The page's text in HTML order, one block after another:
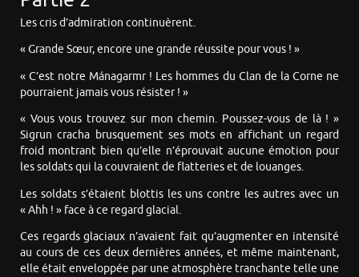
Les cris d’admiration continuèrent.
« Grande Sœur, encore une grande réussite pour vous ! »
« C’est notre Mánagarmr ! Les hommes du Clan de la Corne ne
pourraient jamais vous résister ! »
« Vous vous trouvez sur mon chemin. Poussez-vous de là ! »
Sigrun cracha brusquement ses mots en affichant un regard
froid montrant bien qu’elle n’éprouvait aucune émotion pour
les soldats qui la couvraient de flatteries et de louanges.
Les soldats s’étaient blottis les uns contre les autres avec un
« Ahh ! » face à ce regard glacial.
Ces regards glaciaux n’avaient fait qu’augmenter en intensité
au cours de ces deux dernières années, et même maintenant,
elle était enveloppée par une atmosphère tranchante telle une